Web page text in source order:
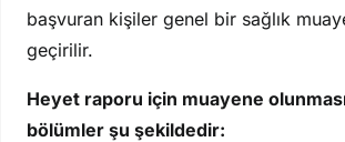
başvuran kişiler genel bir sağlık
geçirilir.
Heyet raporu için muayene
bölümler şu şekildedir: